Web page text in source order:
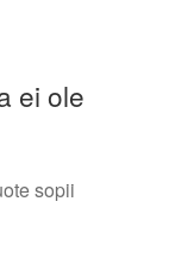
ei ole
sopii